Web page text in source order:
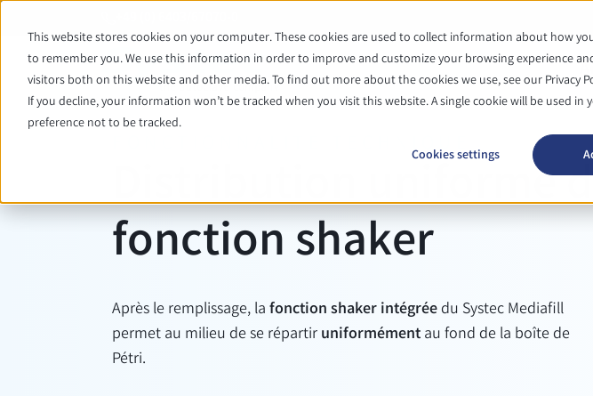
This website stores cookies on your computer. These cookies are used to collect information about how
to remember you. We use this information in order to improve and customize your browsing experience
visitors both on this website and other media. To find out more about the cookies we use, see our Privacy
If you decline, your information won’t be tracked when you visit this website. A single cookie will be used
preference not to be tracked.
Cookies settings
FONCTIONNALITÉ TECHNIQUE
Distribution uniforme
fonction shaker
Après le remplissage, lafonction shaker intégréedu Systec Mediafill
permet au milieu de se répartiruniformémentau fond de la boîte de
Pétri.